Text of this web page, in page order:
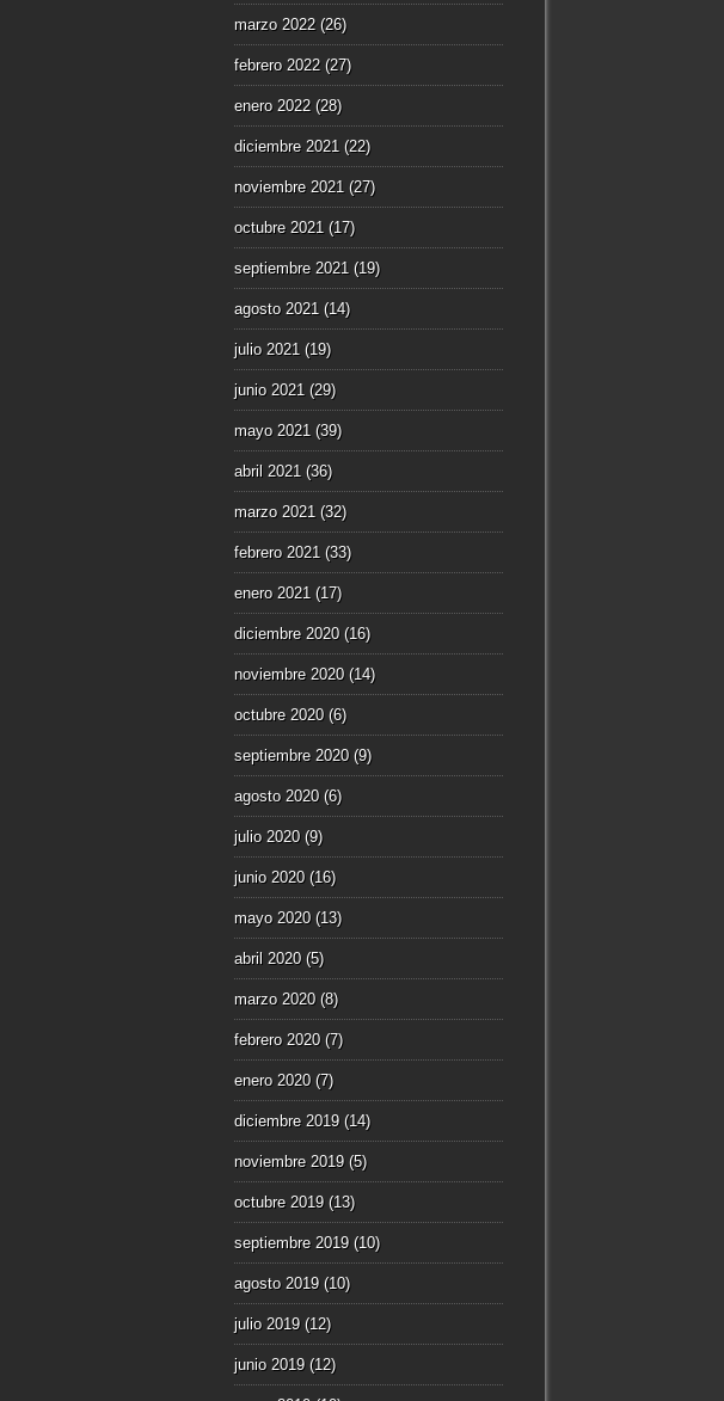
marzo 2022 (26)
febrero 2022 (27)
enero 2022 (28)
diciembre 2021 (22)
noviembre 2021 (27)
octubre 2021 (17)
septiembre 2021 (19)
agosto 2021 (14)
julio 2021 (19)
junio 2021 (29)
mayo 2021 (39)
abril 2021 (36)
marzo 2021 (32)
febrero 2021 (33)
enero 2021 (17)
diciembre 2020(16)
noviembre 2020(14)
octubre 2020(6)
septiembre 2020(9)
agosto 2020(6)
julio 2020(9)
junio 2020(16)
mayo 2020(13)
abril 2020(5)
marzo 2020(8)
febrero 2020(7)
enero 2020(7)
diciembre 2019(14)
noviembre 2019(5)
octubre 2019(13)
septiembre 2019(10)
agosto 2019(10)
julio 2019(12)
junio 2019(12)